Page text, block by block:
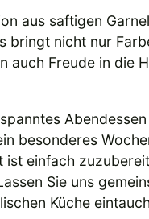
aus saftigen
bringt nicht nur
auch Freude in die
besonderes
ist einfach
Sie uns
Küche